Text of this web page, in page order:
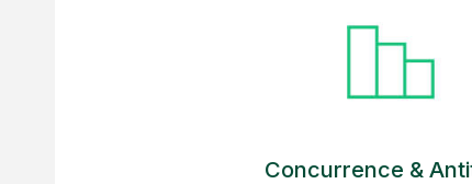
Concurrence &